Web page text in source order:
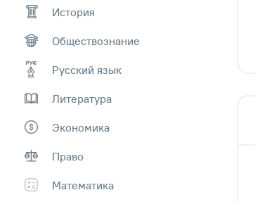
История
Обществознание
Русский язык
Литература
Экономика
Право
Математика